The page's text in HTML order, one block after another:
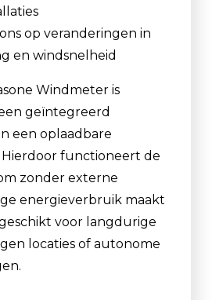
op veranderingen in
en windsnelheid
Windmeter is
geïntegreerd
een oplaadbare
functioneert de
zonder externe
energieverbruik maakt
voor langdurige
locaties of autonome